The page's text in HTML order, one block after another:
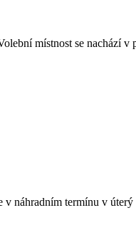
místnost se nachází
náhradním termínu v